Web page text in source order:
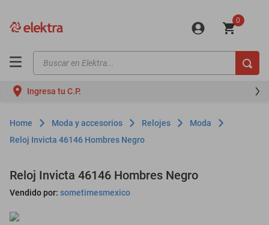
0
Buscar en Elektra...
Ingresa tu C.P.
Moda y accesorios Relojes
Moda
Reloj Invicta 46146 Hombres Negro
Reloj Invicta 46146 Hombres Negro
Vendido por: sometimesmexico
motos
moto
celulares
refrigeradores